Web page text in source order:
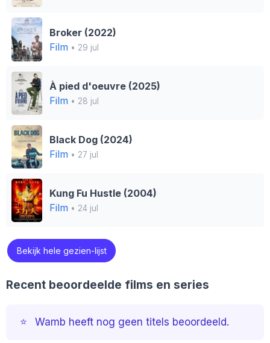
Broker (2022)
Film • 29 jul
À pied d'oeuvre (2025)
Film • 28 jul
Black Dog (2024)
Film • 27 jul
Kung Fu Hustle (2004)
Film • 24 jul
Bekijk hele gezien-lijst
Recent beoordeelde films en series
⭐️ Wamb heeft nog geen titels beoordeeld.